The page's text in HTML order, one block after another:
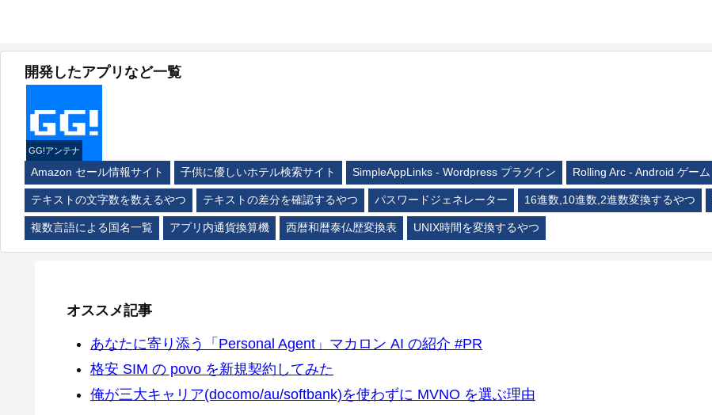
開発したアプリなど一覧
GG!アンテナ
Amazon セール情報サイト 子供に優しいホテル検索サイト SimpleAppLinks - Wordpress プラグイン Rolling Arc - Android ゲーム
テキストの文字数を数えるやつ テキストの差分を確認するやつ パスワードジェネレーター 16進数,10進数,2進数変換するやつ
複数言語による国名一覧 アプリ内通貨換算機 西暦和暦泰仏歴変換表 UNIX時間を変換するやつ
オススメ記事
あなたに寄り添う「Personal Agent」マカロン AI の紹介 #PR
格安 SIM の povo を新規契約してみた
俺が三大キャリア(docomo/au/softbank)を使わずに MVNO を選ぶ理由